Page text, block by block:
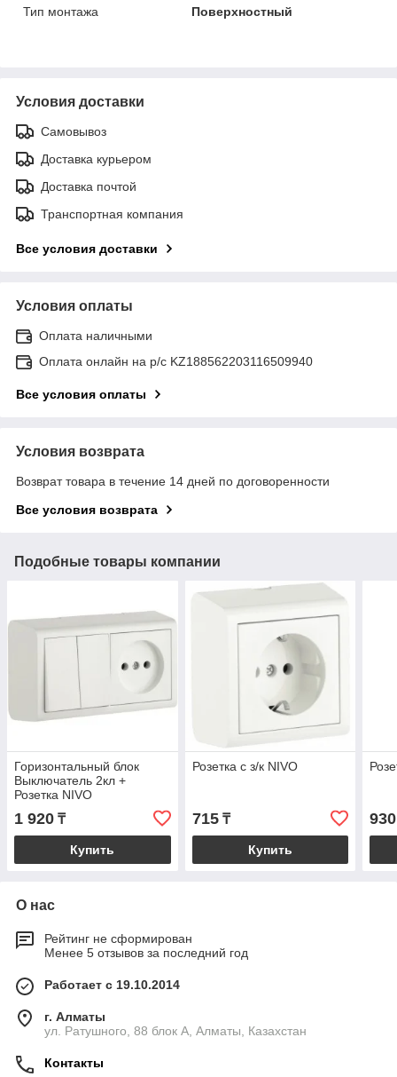
Тип монтажа
Поверхностный
Условия доставки
Самовывоз
Доставка курьером
Доставка почтой
Транспортная компания
Все условия доставки
Условия оплаты
Оплата наличными
Оплата онлайн на р/с KZ188562203116509940
Все условия оплаты
Условия возврата
Возврат товара в течение 14 дней по договоренности
Все условия возврата
Подобные товары компании
Горизонтальный блок
Выключатель 2кл +
Розетка NIVO
1 920 ₸
Купить
Розетка с з/к NIVO
715₸
Купить
930
О нас
Рейтинг не сформирован
Менее 5 отзывов за последний год
Работает с 19.10.2014
г. Алматы
ул. Ратушного, 88 блок A, Алматы, Казахстан
Контакты